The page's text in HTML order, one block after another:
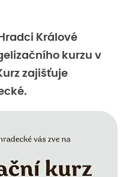
Králové
kurzu v
zajišťuje